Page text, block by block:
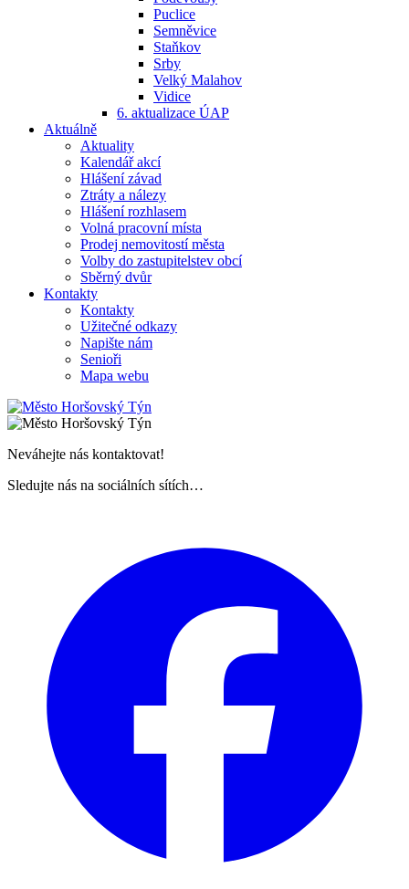
Puclice
Semněvice
Staňkov
Srby
Velký Malahov
Vidice
6. aktualizace ÚAP
Aktuálně
Aktuality
Kalendář akcí
Hlášení závad
Ztráty a nálezy
Hlášení rozhlasem
Volná pracovní místa
Prodej nemovitostí města
Volby do zastupitelstev obcí
Sběrný dvůr
Kontakty
Kontakty
Užitečné odkazy
Napište nám
Senioři
Mapa webu
Neváhejte nás kontaktovat!
Sledujte nás na sociálních sítích…